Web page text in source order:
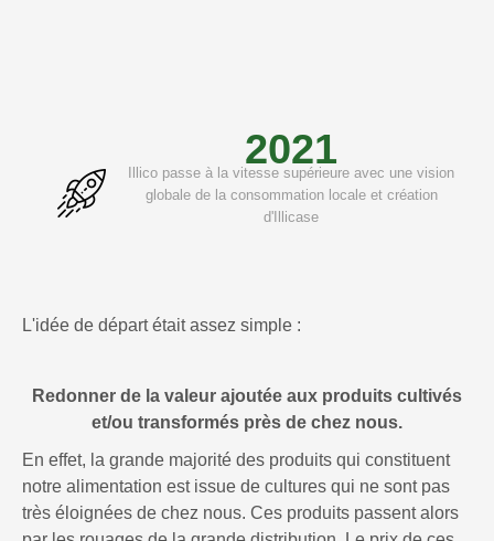
2021
Illico passe à la vitesse supérieure avec une vision
globale de la consommation locale et création
d'Illicase
L'idée de départ était assez simple :
Redonner de la valeur ajoutée aux produits cultivés
et/ou transformés près de chez nous.
En effet, la grande majorité des produits qui constituent
notre alimentation est issue de cultures qui ne sont pas
très éloignées de chez nous. Ces produits passent alors